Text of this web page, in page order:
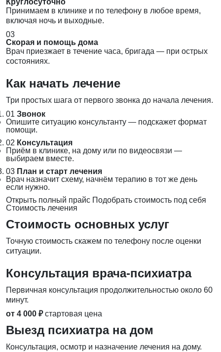
Круглосуточно
Принимаем в клинике и по телефону в любое время,
включая ночь и выходные.
03
Скорая и помощь дома
Врач приезжает в течение часа, бригада — при острых
состояниях.
Как начать лечение
Три простых шага от первого звонка до начала лечения.
01 Звонок
Опишите ситуацию консультанту — подскажет формат
помощи.
02 Консультация
Приём в клинике, на дому или по видеосвязи —
выбираем вместе.
03 План и старт лечения
Врач назначит схему, начнём терапию в тот же день
если нужно.
Открыть полный прайс Подобрать стоимость под себя
Стоимость лечения
Стоимость основных услуг
Точную стоимость скажем по телефону после оценки
ситуации.
Консультация врача-психиатра
Первичная консультация продолжительностью около 60
минут.
от 4 000 ₽ стартовая цена
Выезд психиатра на дом
Консультация, осмотр и назначение лечения на дому.